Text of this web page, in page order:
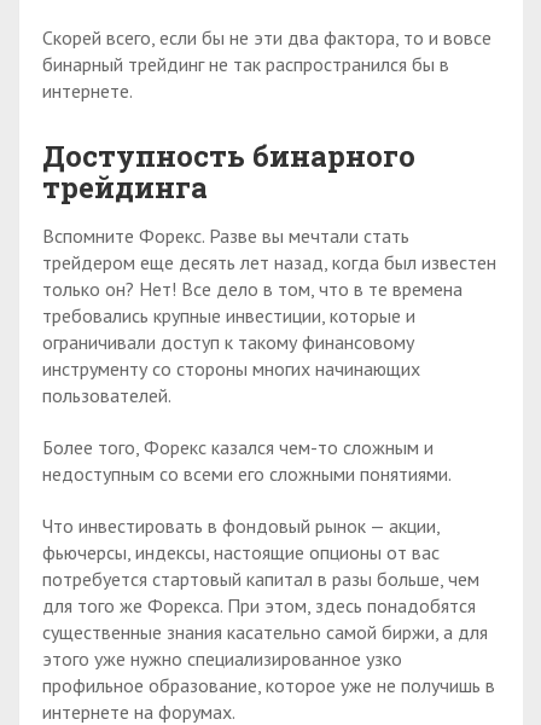
Скорей всего, если бы не эти два фактора, то и вовсе
бинарный трейдинг не так распространился бы в
интернете.
Доступность бинарного
трейдинга
Вспомните Форекс. Разве вы мечтали стать
трейдером еще десять лет назад, когда был известен
только он? Нет! Все дело в том, что в те времена
требовались крупные инвестиции, которые и
ограничивали доступ к такому финансовому
инструменту со стороны многих начинающих
пользователей.
Более того, Форекс казался чем-то сложным и
недоступным со всеми его сложными понятиями.
Что инвестировать в фондовый рынок — акции,
фьючерсы, индексы, настоящие опционы от вас
потребуется стартовый капитал в разы больше, чем
для того же Форекса. При этом, здесь понадобятся
существенные знания касательно самой биржи, а для
этого уже нужно специализированное узко
профильное образование, которое уже не получишь в
интернете на форумах.